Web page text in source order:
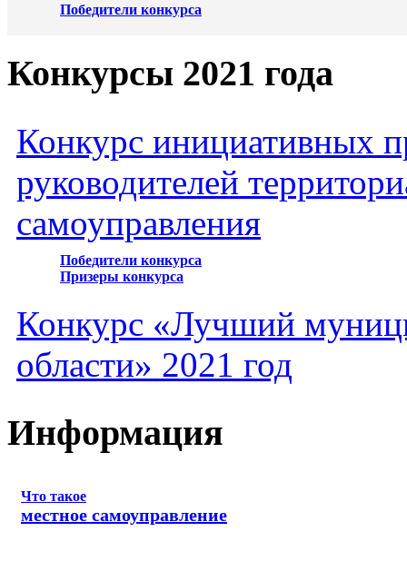
Победители конкурса
Конкурсы 2021 года
Конкурс инициативных
руководителей
самоуправления
Победители конкурса
Призеры конкурса
Конкурс «Лучший
области» 2021 год
Информация
Что такое
местное самоуправление